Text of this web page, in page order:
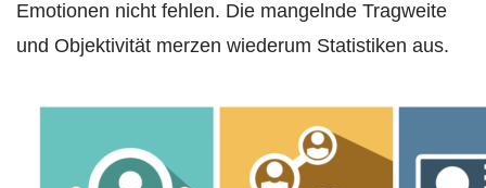
Emotionen nicht fehlen. Die mangelnde Tragweite
und Objektivität merzen wiederum Statistiken aus.